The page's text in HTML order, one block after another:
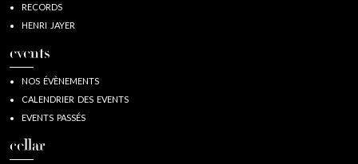
RECORDS
HENRI JAYER
events
NOS ÉVÈNEMENTS
CALENDRIER DES EVENTS
EVENTS PASSÉS
cellar